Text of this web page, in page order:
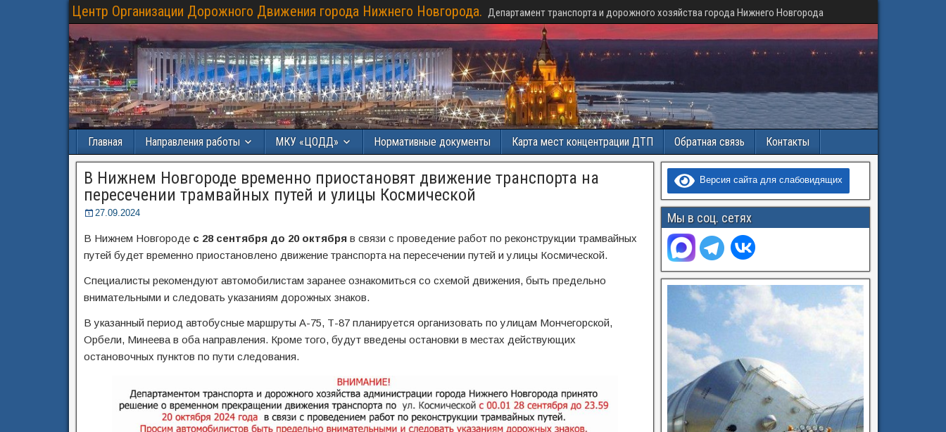
Центр Организации Дорожного Движения города Нижнего Новгорода. Департамент транспорта и дорожного хозяйства города Нижнего Новгорода
Главная Направления работы МКУ «ЦОДД» Нормативные документы Карта мест концентрации ДТП Обратная связь Контакты
В Нижнем Новгороде временно приостановят движение транспорта на
пересечении трамвайных путей и улицы Космической
27.09.2024
В Нижнем Новгороде с 28 сентября до 20 октябряв связи с проведение работ по реконструкции трамвайных
путей будет временно приостановлено движение транспорта на пересечении путей и улицы Космической.
Специалисты рекомендуют автомобилистам заранее ознакомиться со схемой движения, быть предельно
внимательными и следовать указаниям дорожных знаков.
В указанный период автобусные маршруты А-75, Т-87 планируется организовать по улицам Мончегорской,
Орбели, Минеева в оба направления. Кроме того, будут введены остановки в местах действующих
остановочных пунктов по пути следования.
Версия сайта для слабовидящих
Мы в соц. сетях